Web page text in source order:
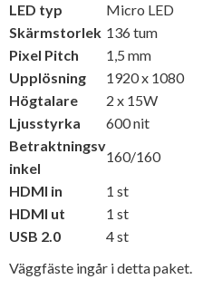
LED typ
Micro LED
Skärmstorlek 136 tum
Pixel Pitch
1,5 mm
Upplösning
1920 x 1080
Högtalare
2 x 15W
Ljusstyrka
600 nit
Betraktningsv
inkel
160/160
HDMI in
1 st
HDMI ut
1 st
USB 2.0
4 st
Väggfäste ingår i detta paket.